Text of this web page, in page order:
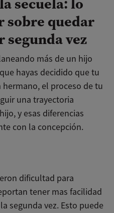
sobre quedar
segunda vez
más de un hijo
hayas decidido que tu
el proceso de tu
una trayectoria
y esas diferencias
con la concepción.
dificultad para
tener mas facilidad
segunda vez. Esto puede